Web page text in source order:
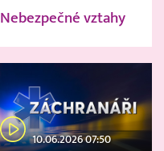
Nebezpečné vztahy
10.06.2026 07:50